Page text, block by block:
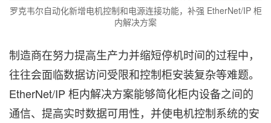
罗克韦尔自动化新增电机控制和电源连接功能，补强 EtherNet/IP 柜
内解决方案
制造商在努力提高生产力并缩短停机时间的过程中，
往往会面临数据访问受限和控制柜安装复杂等难题。
EtherNet/IP 柜内解决方案能够简化柜内设备之间的
通信、提高实时数据可用性，并使电机控制系统的安